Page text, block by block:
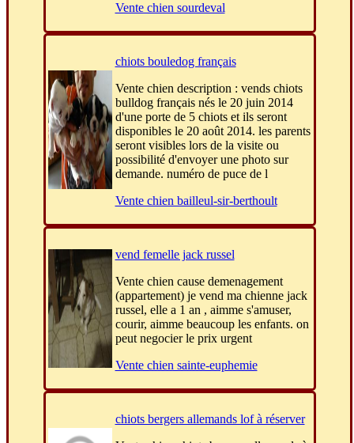
Vente chien sourdeval
chiots bouledog français
Vente chien description : vends chiots
bulldog français nés le 20 juin 2014
d'une porte de 5 chiots et ils seront
disponibles le 20 août 2014. les parents
seront visibles lors de la visite ou
possibilité d'envoyer une photo sur
demande. numéro de puce de l
Vente chien bailleul-sir-berthoult
vend femelle jack russel
Vente chien cause demenagement
(appartement) je vend ma chienne jack
russel, elle a 1 an , aimme s'amuser,
courir, aimme beaucoup les enfants. on
peut negocier le prix urgent
Vente chien sainte-euphemie
chiots bergers allemands lof à réserver